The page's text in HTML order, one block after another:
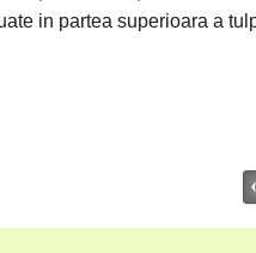
in partea superioara a